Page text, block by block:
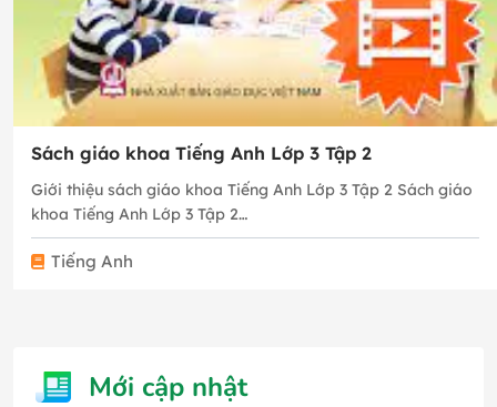
Sách giáo khoa Tiếng Anh Lớp 3 Tập 2
Giới thiệu sách giáo khoa Tiếng Anh Lớp 3 Tập 2 Sách giáo
khoa Tiếng Anh Lớp 3 Tập 2…
Tiếng Anh
Mới cập nhật